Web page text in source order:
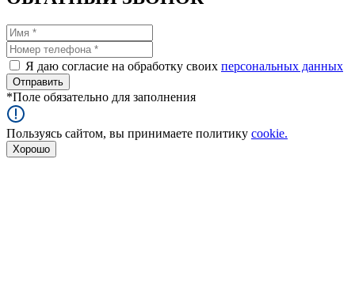
Я даю согласие на обработку своих персональных данных
*Поле обязательно для заполнения
Пользуясь сайтом, вы принимаете политику cookie.
Хорошо